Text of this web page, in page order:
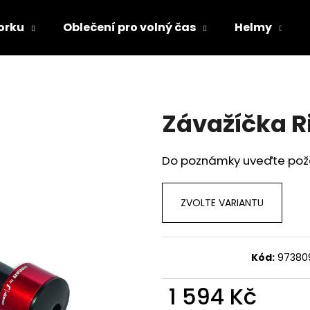
Oblečení pro volný čas Helmy
Závažíčka
Do poznámky uveďte
ZVOLTE VARIANTU
Kód:
1 594 Kč
HLEDAT
DC SPEED BÍLO-ČERNÉ
TRIČKO DC